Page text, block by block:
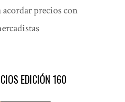
precios con
EDICIÓN 160